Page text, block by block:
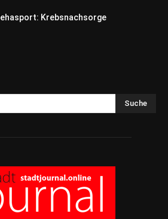
Krebsnachsorge
Suche